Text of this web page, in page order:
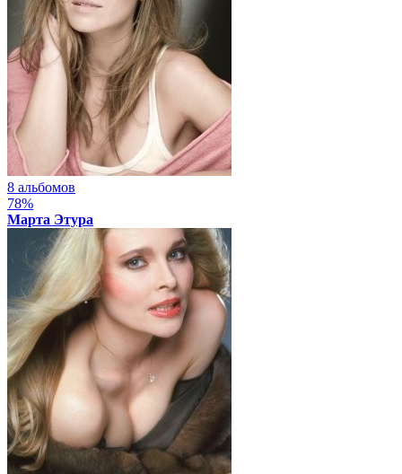
8 альбомов
78%
Марта Этура